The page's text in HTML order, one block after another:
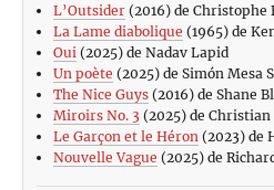
L’Outsider(2016) de Christophe
La Lame diabolique (1965) de
Oui(2025) de Nadav Lapid
Un poète (2025) de Simón Mesa
The Nice Guys(2016) de Shane
Miroirs No. 3 (2025) de Christian
Le Garçon et le Héron(2023) de
Nouvelle Vague (2025) de